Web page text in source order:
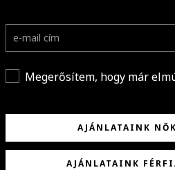
Megerősítem, hogy már
AJÁNLATAINK
AJÁNLATAINK